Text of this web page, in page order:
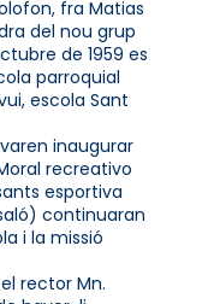
fra Matias
del nou grup
de 1959 es
parroquial
escola Sant
inaugurar
recreativo
esportiva
continuaran
i la missió
rector Mn.